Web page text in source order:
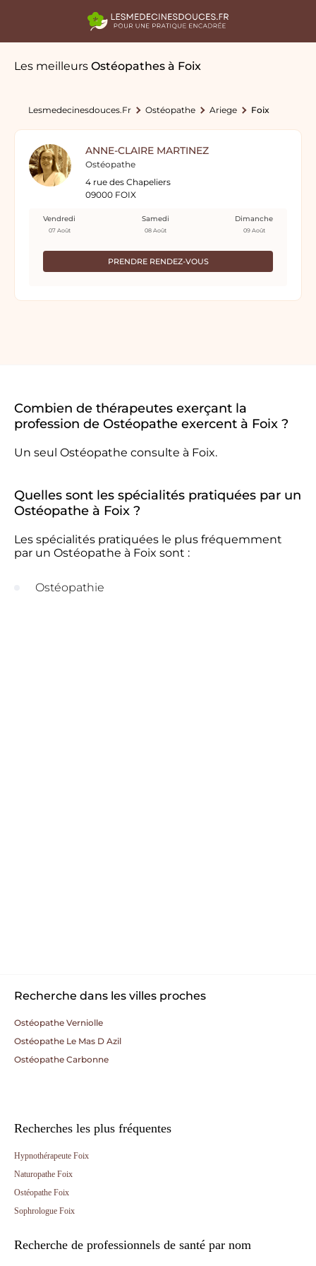
Les meilleurs Ostéopathes à Foix
Lesmedecinesdouces.fr Ostéopathe Ariege Foix
ANNE-CLAIRE MARTINEZ
Ostéopathe
4 rue des Chapeliers
09000 FOIX
PRENDRE RENDEZ-VOUS
Vendredi
07 Août
Samedi
08 Août
Dimanche
09 Août
Combien de thérapeutes exerçant la
profession de Ostéopathe exercent à Foix ?
Un seul Ostéopathe consulte à Foix.
Quelles sont les spécialités pratiquées par un
Ostéopathe à Foix ?
Les spécialités pratiquées le plus fréquemment
par un Ostéopathe à Foix sont :
Ostéopathie
Recherche dans les villes proches
Ostéopathe Verniolle
Ostéopathe Le Mas D Azil
Ostéopathe Carbonne
Recherches les plus fréquentes
Hypnothérapeute Foix
Naturopathe Foix
Ostéopathe Foix
Sophrologue Foix
Recherche de professionnels de santé par nom